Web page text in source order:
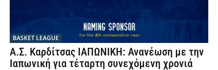
BASKET LEAGUE
Α.Σ. Καρδίτσας ΙΑΠΩΝΙΚΗ: Ανανέωση με την
Ιαπωνική για τέταρτη συνεχόμενη χρονιά